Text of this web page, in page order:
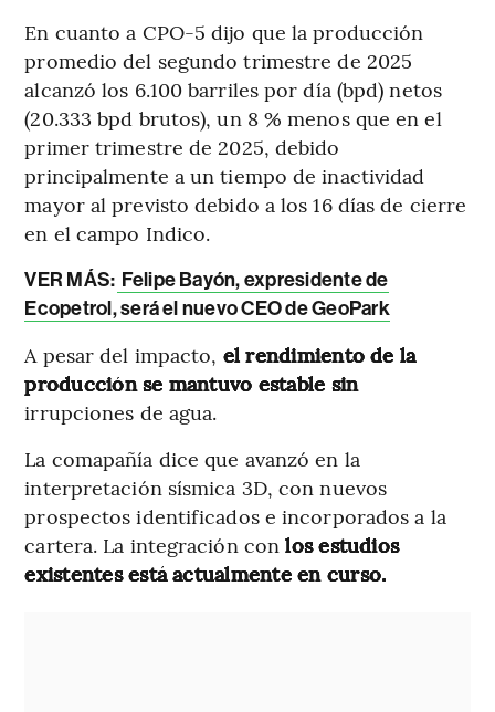
En cuanto a CPO-5 dijo que la producción
promedio del segundo trimestre de 2025
alcanzó los 6.100 barriles por día (bpd) netos
(20.333 bpd brutos), un 8 % menos que en el
primer trimestre de 2025, debido
principalmente a un tiempo de inactividad
mayor al previsto debido a los 16 días de cierre
en el campo Indico.
VER MÁS: Felipe Bayón, expresidente de
Ecopetrol, será el nuevo CEO de GeoPark
A pesar del impacto, el rendimiento de la
producción se mantuvo estable sin
irrupciones de agua.
La comapañía dice que avanzó en la
interpretación sísmica 3D, con nuevos
prospectos identificados e incorporados a la
cartera. La integración con los estudios
existentes está actualmente en curso.